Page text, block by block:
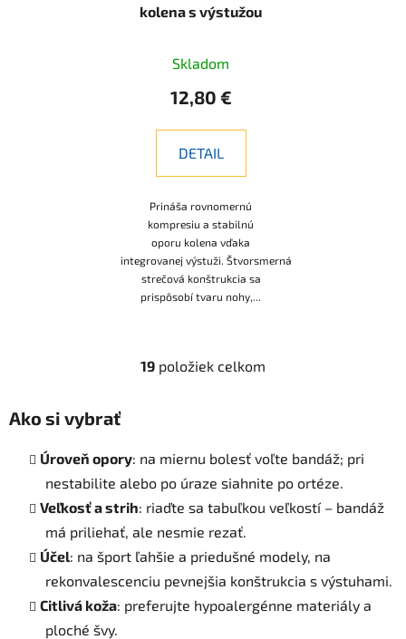
kolena s výstužou
Skladom
12,80 €
DETAIL
Prináša rovnomernú
kompresiu a stabilnú
oporu kolena vďaka
integrovanej výstuži. Štvorsmerná
strečová konštrukcia sa
prispôsobí tvaru nohy,...
O
d
c
i
e
p
r
v
k
19 položiek celkom
Ako si vybrať
Úroveň opory: na miernu bolesť voľte bandáž; pri
nestabilite alebo po úraze siahnite po ortéze.
Veľkosť a strih: riaďte sa tabuľkou veľkostí – bandáž
má priliehať, ale nesmie rezať.
Účel: na šport ľahšie a priedušné modely, na
rekonvalescenciu pevnejšia konštrukcia s výstuhami.
Citlivá koža: preferujte hypoalergénne materiály a
ploché švy.